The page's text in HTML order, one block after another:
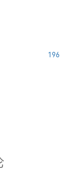
196